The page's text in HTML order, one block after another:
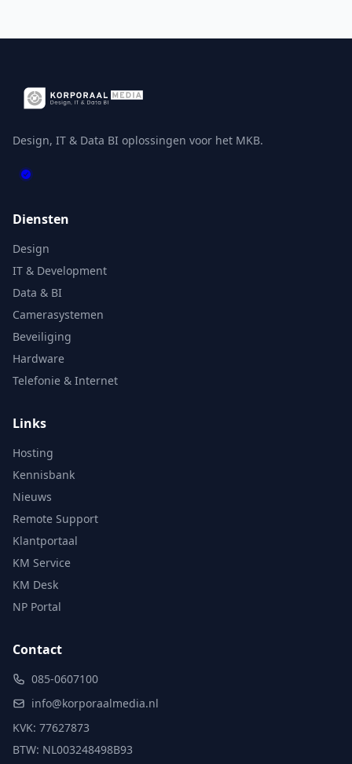
Design, IT & Data BI oplossingen voor het MKB.
Diensten
Design
IT & Development
Data & BI
Camerasystemen
Beveiliging
Hardware
Telefonie & Internet
Links
Hosting
Kennisbank
Nieuws
Remote Support
Klantportaal
KM Service
KM Desk
NP Portal
Contact
085-0607100
info@korporaalmedia.nl
KVK: 77627873
BTW: NL003248498B93